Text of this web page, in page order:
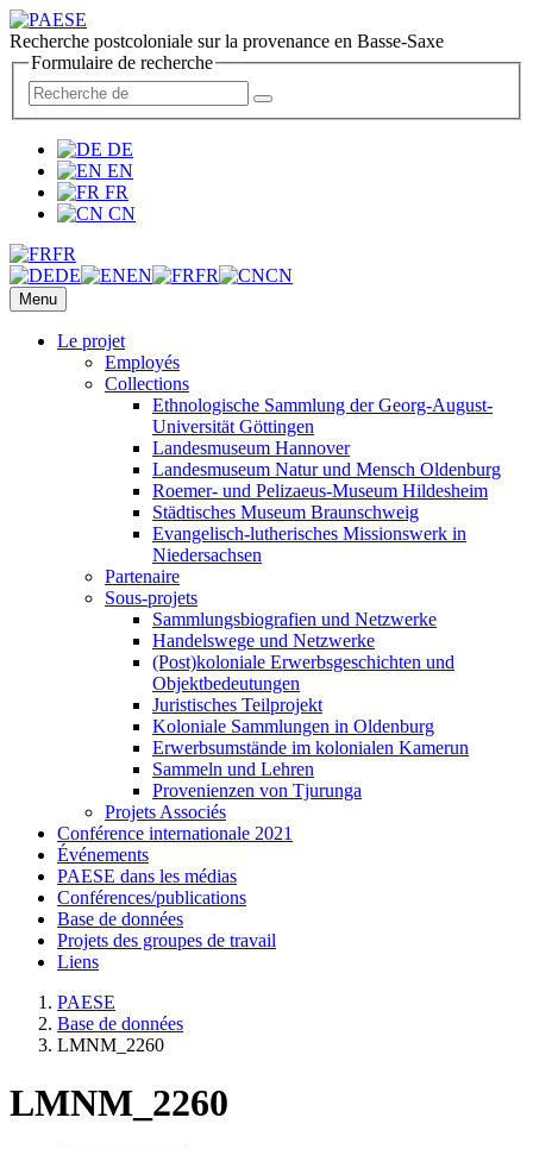
Recherche postcoloniale sur la provenance en Basse-Saxe
Formulaire de recherche
DE
EN
FR
CN
FR
DE
EN FR CN
Menu
Le projet
Employés
Collections
Ethnologische Sammlung der Georg-August-
Universität Göttingen
Landesmuseum Hannover
Landesmuseum Natur und Mensch Oldenburg
Roemer- und Pelizaeus-Museum Hildesheim
Städtisches Museum Braunschweig
Evangelisch-lutherisches Missionswerk in
Niedersachsen
Partenaire
Sous-projets
Sammlungsbiografien und Netzwerke
Handelswege und Netzwerke
(Post)koloniale Erwerbsgeschichten und
Objektbedeutungen
Juristisches Teilprojekt
Koloniale Sammlungen in Oldenburg
Erwerbsumstände im kolonialen Kamerun
Sammeln und Lehren
Provenienzen von Tjurunga
Projets Associés
Conférence internationale 2021
Événements
PAESE dans les médias
Conférences/publications
Base de données
Projets des groupes de travail
Liens
PAESE
Base de données
LMNM_2260
LMNM_2260